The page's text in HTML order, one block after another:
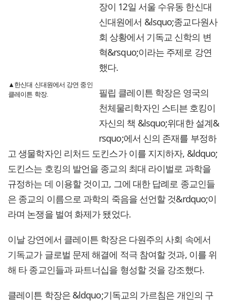
▲한신대 신대원에서 강연 중인
클레이튼 학장.
장이 12일 서울 수유동 한신대
신대원에서 &lsquo;종교다원사
회 상황에서 기독교 신학의 변
혁&rsquo;이라는 주제로 강연
했다.
필립 클레이튼 학장은 영국의
천체물리학자인 스티븐 호킹이
자신의 책 &lsquo;위대한 설계&
rsquo;에서 신의 존재를 부정하
고 생물학자인 리처드 도킨스가 이를 지지하자, &ldquo;
도킨스는 호킹의 발언을 종교의 최대 라이벌로 과학을
규정하는 데 이용할 것이고, 그에 대한 답례로 종교인들
은 종교의 이름으로 과학의 죽음을 선언할 것&rdquo;이
라며 논쟁을 벌여 화제가 됐었다.
이날 강연에서 클레이튼 학장은 다원주의 사회 속에서
기독교가 글로벌 문제 해결에 적극 참여할 것과, 이를 위
해 타 종교인들과 파트너십을 형성할 것을 강조했다.
클레이튼 학장은 &ldquo;기독교의 가르침은 개인의 구